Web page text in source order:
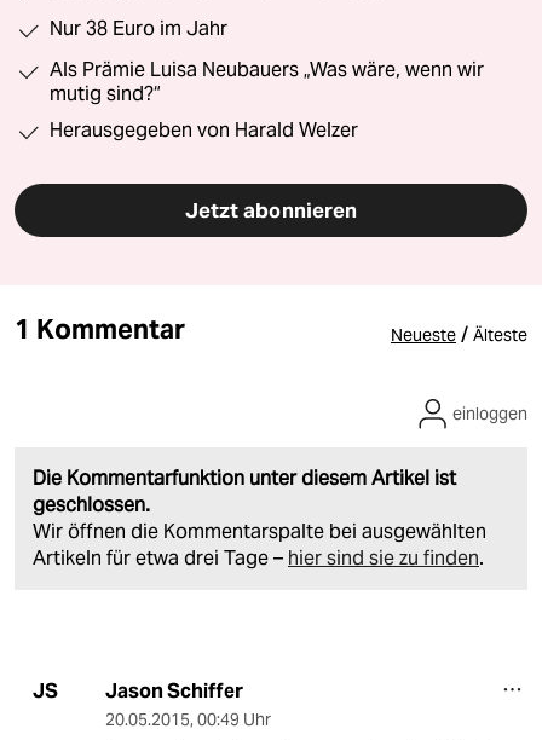
Nur 38 Euro im Jahr
Als Prämie Luisa Neubauers „Was wäre, wenn wir
mutig sind?“
Herausgegeben von Harald Welzer
Jetzt abonnieren
1 Kommentar Neueste / Älteste
Die Kommentarfunktion unter diesem Artikel ist
geschlossen.
Wir öffnen die Kommentarspalte bei ausgewählten
Artikeln für etwa drei Tage – hier sind sie zu finden.
einloggen
JS Jason Schiffer
20.05.2015, 00:49 Uhr